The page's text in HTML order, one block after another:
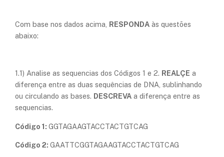
Com base nos dados acima, RESPONDA às questões
abaixo:
1.1) Analise as sequencias dos Códigos 1 e 2. REALÇE a
diferença entre as duas sequências de DNA, sublinhando
ou circulando as bases. DESCREVA a diferença entre as
sequencias.
Código 1: GGTAGAAGTACCTACTGTCAG
Código 2: GAATTCGGTAGAAGTACCTACTGTCAG